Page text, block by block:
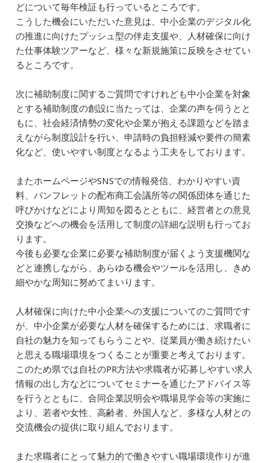
どについて毎年検証も行っているところです。
こうした機会にいただいた意見は、中小企業のデジタル化
の推進に向けたプッシュ型の伴走支援や、人材確保に向け
た仕事体験ツアーなど、様々な新規施策に反映をさせてい
るところです。
次に補助制度に関するご質問ですけれども中小企業を対象
とする補助制度の創設に当たっては、企業の声を伺うとと
もに、社会経済情勢の変化や企業が抱える課題などを踏ま
えながら制度設計を行い、申請時の負担軽減や要件の簡素
化など、使いやすい制度となるよう工夫をしております。
またホームページやSNSでの情報発信、わかりやすい資
料、パンフレットの配布商工会議所等の関係団体を通じた
呼びかけなどにより周知を図るとともに、経営者との意見
交換などへの機会を活用して制度の詳細な説明も行ってお
ります。
今後も必要な企業に必要な補助制度が届くよう支援機関な
どと連携しながら、あらゆる機会やツールを活用し、きめ
細やかな周知に努めてまいります。
人材確保に向けた中小企業への支援についてのご質問です
が、中小企業が必要な人材を確保するためには、求職者に
自社の魅力を知ってもらうことや、従業員が働き続けたい
と思える職場環境をつくることが重要と考えております。
このため県では自社のPR方法や求職者が応募しやすい求人
情報の出し方などについてセミナーを通じたアドバイス等
を行うとともに、合同企業説明会や職場見学会等の実施に
より、若者や女性、高齢者、外国人など、多様な人材との
交流機会の提供に取り組んでおります。
また求職者にとって魅力的で働きやすい職場環境作りが進